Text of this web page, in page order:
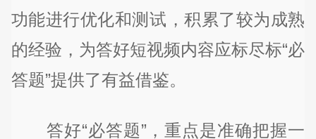
功能进行优化和测试，积累了较为成熟
的经验，为答好短视频内容应标尽标“必
答题”提供了有益借鉴。
答好“必答题”，重点是准确把握一